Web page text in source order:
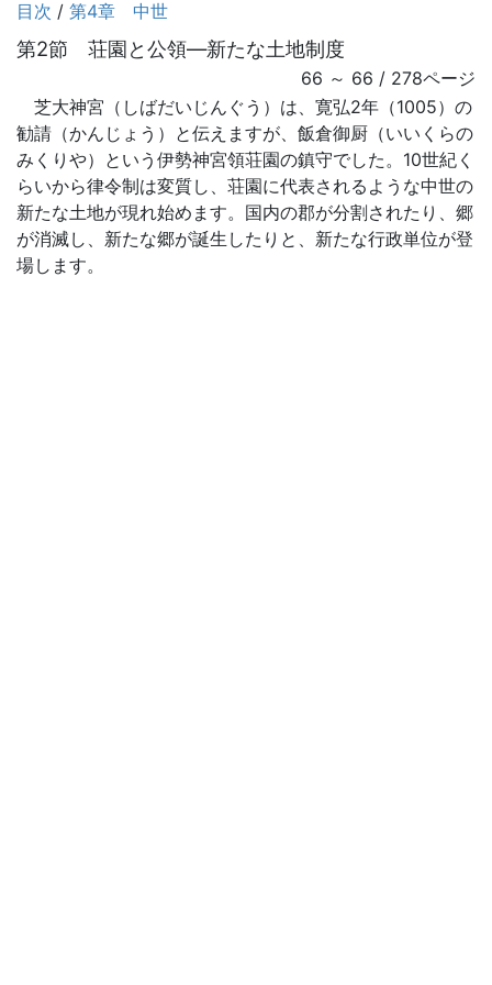
目次 / 第4章 中世
第2節 荘園と公領―新たな土地制度
66 ～ 66 / 278ページ
芝大神宮（しばだいじんぐう）は、寛弘2年（1005）の
勧請（かんじょう）と伝えますが、飯倉御厨（いいくらの
みくりや）という伊勢神宮領荘園の鎮守でした。10世紀く
らいから律令制は変質し、荘園に代表されるような中世の
新たな土地が現れ始めます。国内の郡が分割されたり、郷
が消滅し、新たな郷が誕生したりと、新たな行政単位が登
場します。